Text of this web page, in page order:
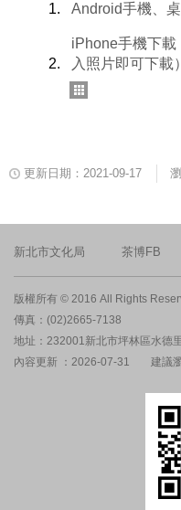
Android手機、
iPhone手機下載
入照片即可下載）
更新日期：2021-09-17
新北市文化局 茶博FB
版權所有 © 2016 All Rights
傳真：(02)2665-7138
地址：232001新北市坪林區水德
內容更新 ：2026-07-31
建議